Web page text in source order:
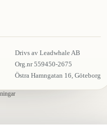
Drivs av Leadwhale AB
Org.nr 559450-2675
Östra Hamngatan 16, Göteborg